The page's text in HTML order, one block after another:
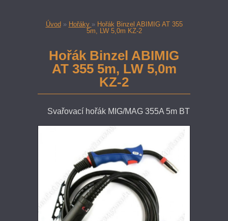
Úvod » Hořáky » Hořák Binzel ABIMIG AT 355
5m, LW 5,0m KZ-2
Hořák Binzel ABIMIG
AT 355 5m, LW 5,0m
KZ-2
Svařovací hořák MIG/MAG 355A 5m BT